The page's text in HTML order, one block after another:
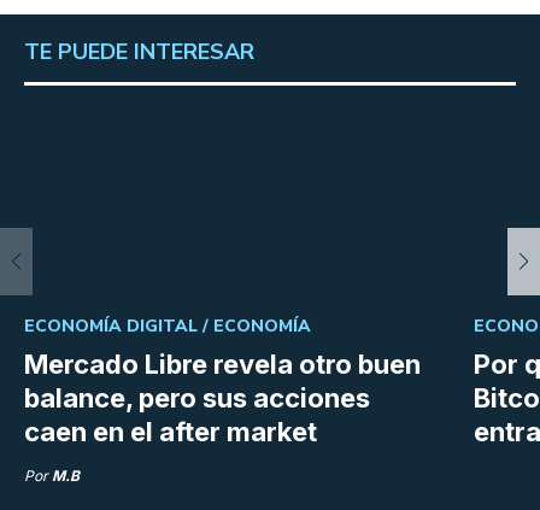
TE PUEDE INTERESAR
Mercado Libre revela otro buen
balance, pero sus acciones
caen en el after market
ECONOMÍA DIGITAL / ECONOMÍA
Por M.B
Por